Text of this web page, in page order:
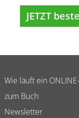
JETZT
Wie läuft ein
zum Buch
Newsletter